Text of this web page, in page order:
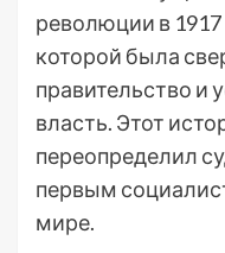
революции в 1917
которой была
правительство и
власть. Этот
переопределил
первым
мире.